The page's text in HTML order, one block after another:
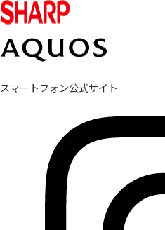
スマートフォン公式サイト